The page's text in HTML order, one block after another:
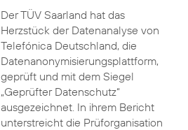
Der TÜV Saarland hat das
Herzstück der Datenanalyse von
Telefónica Deutschland, die
Datenanonymisierungsplattform,
geprüft und mit dem Siegel
„Geprüfter Datenschutz“
ausgezeichnet. In ihrem Bericht
unterstreicht die Prüforganisation